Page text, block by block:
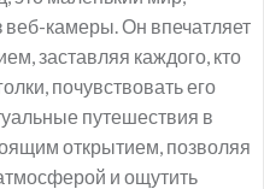
веб-камеры. Он впечатляет
заставляя каждого, кто
почувствовать его
путешествия в
открытием, позволяя
и ощутить